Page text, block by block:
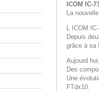
ICOM IC-
La
L ICOM
Depuis
grâce à sa
Aujourd
Des
Une
FTdx10.